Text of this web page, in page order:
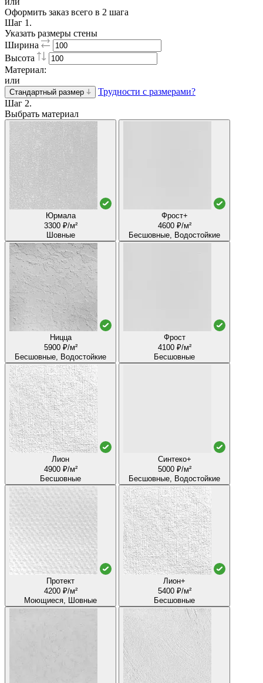
Оформить заказ всего в 2 шага
Шаг 1.
Указать размеры стены
Ширина
Высота
Материал:
или
Стандартный размер
Трудности с размерами?
Шаг 2.
Выбрать материал
Юрмала
3300 ₽/м²
Шовные
Фрост+
4600 ₽/м²
Бесшовные, Водостойкие
Ницца
5900 ₽/м²
Бесшовные, Водостойкие
Фрост
4100 ₽/м²
Бесшовные
Лион
4900 ₽/м²
Бесшовные
Синтеко+
5000 ₽/м²
Бесшовные, Водостойкие
Протект
4200 ₽/м²
Моющиеся, Шовные
Лион+
5400 ₽/м²
Бесшовные